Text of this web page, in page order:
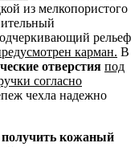
из мелкопористого
рельеф
карман. В
отверстия под
согласно
чехла надежно
получить кожаный